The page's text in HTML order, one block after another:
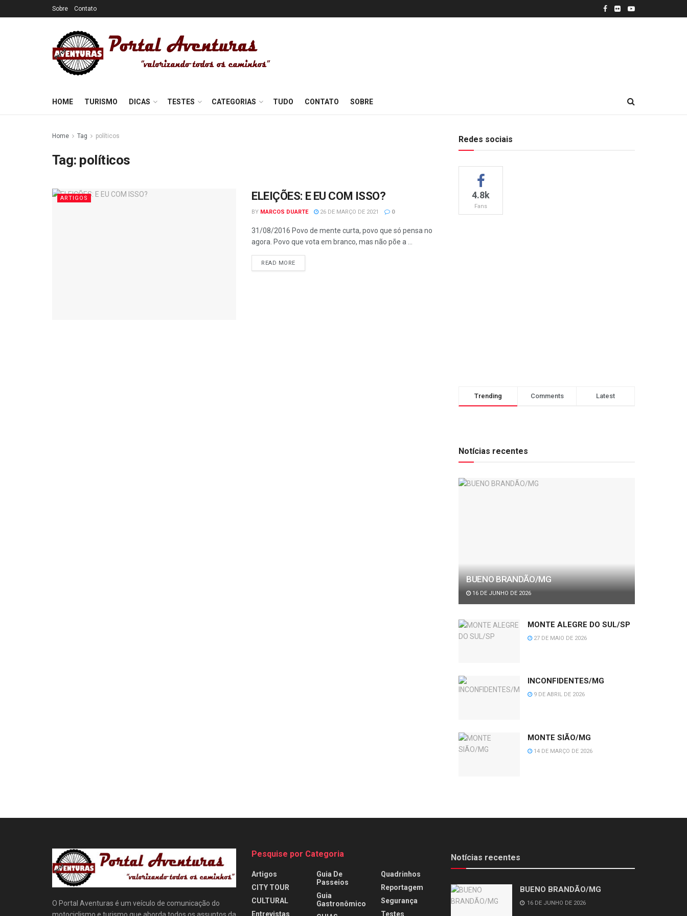
Sobre Contato
HOME TURISMO DICAS TESTES CATEGORIAS TUDO CONTATO SOBRE
Home Tag políticos
Tag: políticos
ARTIGOS ELEIÇÕES: E EU COM ISSO?
BY MARCOS DUARTE 26 DE MARÇO DE 2021 0
31/08/2016 Povo de mente curta, povo que só pensa no
agora. Povo que vota em branco, mas não põe a ...
READ MORE
Redes sociais
4.8k
Fans
Trending Comments Latest
Notícias recentes
BUENO BRANDÃO/MG
16 DE JUNHO DE 2026
MONTE ALEGRE DO SUL/SP
27 DE MAIO DE 2026
INCONFIDENTES/MG
9 DE ABRIL DE 2026
MONTE SIÃO/MG
14 DE MARÇO DE 2026
O Portal Aventuras é um veículo de comunicação do
Pesquise por Categoria
Artigos
CITY TOUR
CULTURAL
Entrevistas
Guia De
Passeios
Guia
Gastronômico
Quadrinhos
Reportagem
Segurança
Testes
Notícias recentes
BUENO BRANDÃO/MG
16 DE JUNHO DE 2026